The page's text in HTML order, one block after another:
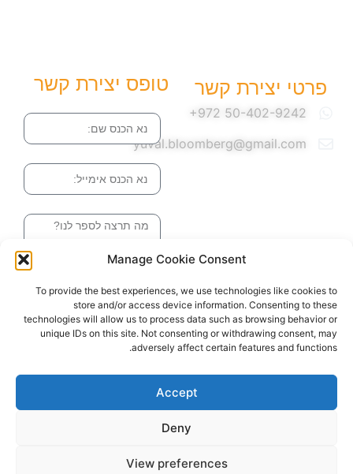
Manage Cookie Consent
To provide the best experiences, we use technologies like cookies to
store and/or access device information. Consenting to these
technologies will allow us to process data such as browsing behavior or
unique IDs on this site. Not consenting or withdrawing consent, may
adversely affect certain features and functions.
Accept
Deny
View preferences
פרטי יצירת קשר
yuval.bloomberg@gmail.com
טופס יצירת קשר
שליחה והטופס
בדרך אלינו
האתר עוצב ונבנה ע"י סטודיו מומנטום